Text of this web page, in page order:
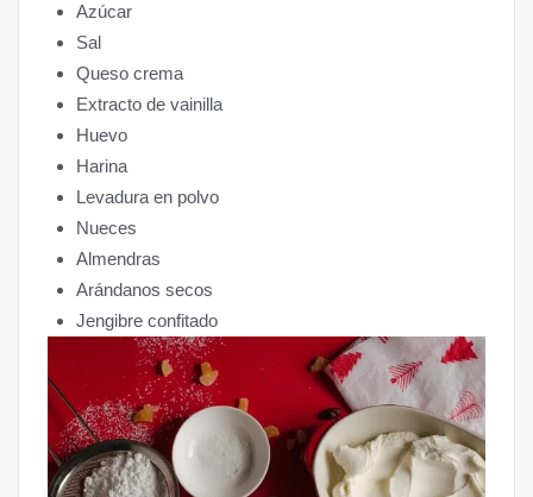
Azúcar
Sal
Queso crema
Extracto de vainilla
Huevo
Harina
Levadura en polvo
Nueces
Almendras
Arándanos secos
Jengibre confitado